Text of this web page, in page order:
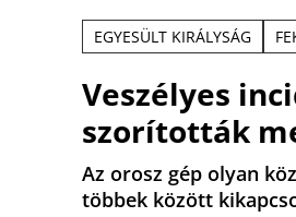
EGYESÜLT KIRÁLYSÁG
Veszélyes
szorították
Az orosz gép olyan
többek között